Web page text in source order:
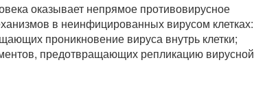
оказывает непрямое противовирусное
в неинфицированных вирусом клетках:
проникновение вируса внутрь клетки;
предотвращающих репликацию вирусной